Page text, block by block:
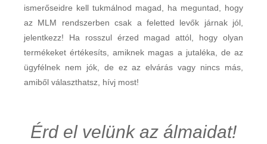
ismerőseidre kell tukmálnod magad, ha meguntad, hogy
az MLM rendszerben csak a feletted levők járnak jól,
jelentkezz! Ha rosszul érzed magad attól, hogy olyan
termékeket értékesíts, amiknek magas a jutaléka, de az
ügyfélnek nem jók, de ez az elvárás vagy nincs más,
amiből választhatsz, hívj most!
Érd el velünk az álmaidat!